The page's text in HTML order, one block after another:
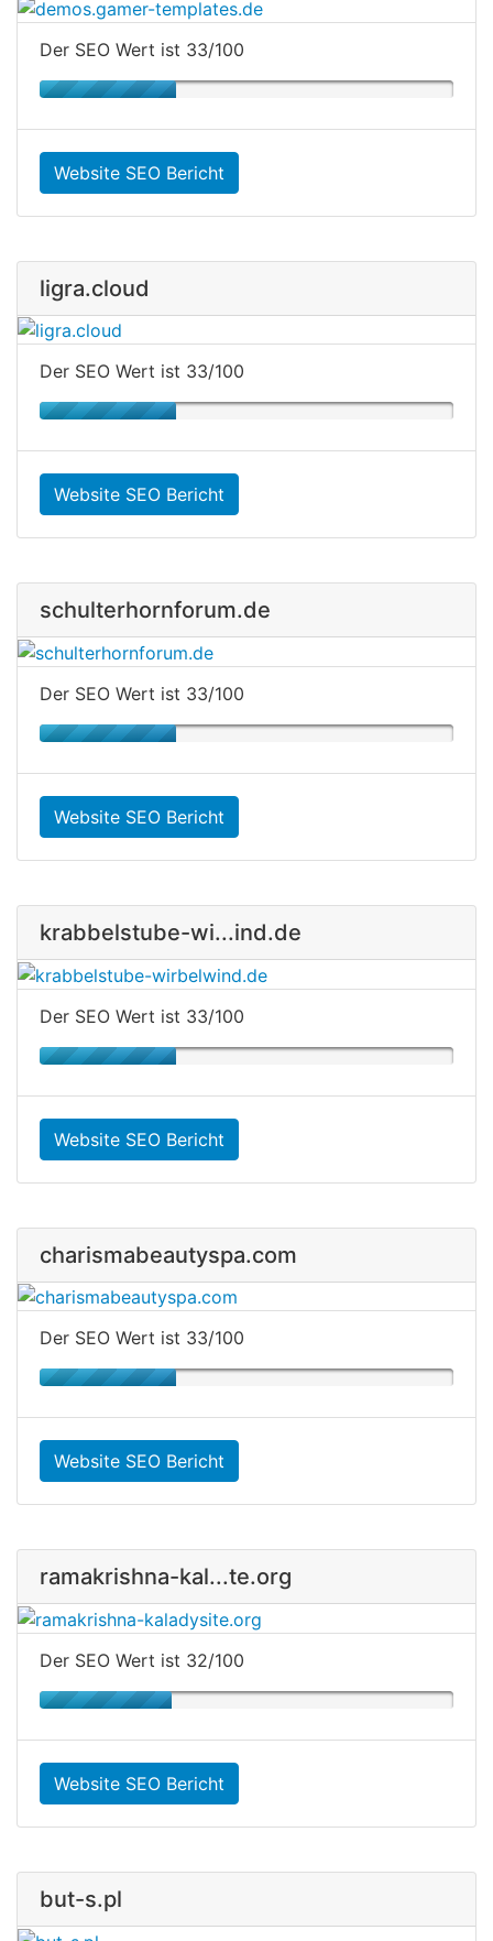
Der SEO Wert ist 33/100
Website SEO Bericht
ligra.cloud
Der SEO Wert ist 33/100
Website SEO Bericht
schulterhornforum.de
Der SEO Wert ist 33/100
Website SEO Bericht
krabbelstube-wi...ind.de
Der SEO Wert ist 33/100
Website SEO Bericht
charismabeautyspa.com
Der SEO Wert ist 33/100
Website SEO Bericht
ramakrishna-kal...te.org
Der SEO Wert ist 32/100
Website SEO Bericht
but-s.pl